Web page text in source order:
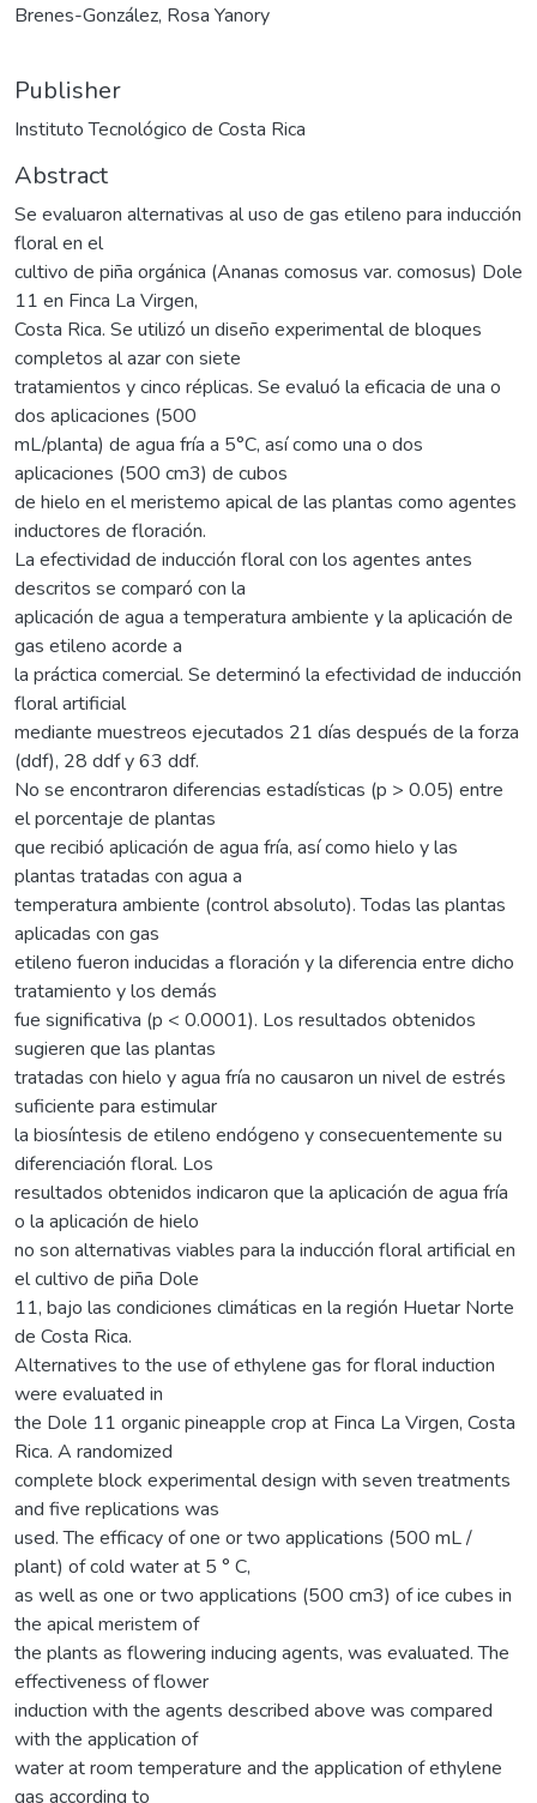
Brenes-González, Rosa Yanory
Publisher
Instituto Tecnológico de Costa Rica
Abstract
Se evaluaron alternativas al uso de gas etileno para inducción
floral en el
cultivo de piña orgánica (Ananas comosus var. comosus) Dole
11 en Finca La Virgen,
Costa Rica. Se utilizó un diseño experimental de bloques
completos al azar con siete
tratamientos y cinco réplicas. Se evaluó la eficacia de una o
dos aplicaciones (500
mL/planta) de agua fría a 5°C, así como una o dos
aplicaciones (500 cm3) de cubos
de hielo en el meristemo apical de las plantas como agentes
inductores de floración.
La efectividad de inducción floral con los agentes antes
descritos se comparó con la
aplicación de agua a temperatura ambiente y la aplicación de
gas etileno acorde a
la práctica comercial. Se determinó la efectividad de inducción
floral artificial
mediante muestreos ejecutados 21 días después de la forza
(ddf), 28 ddf y 63 ddf.
No se encontraron diferencias estadísticas (p > 0.05) entre
el porcentaje de plantas
que recibió aplicación de agua fría, así como hielo y las
plantas tratadas con agua a
temperatura ambiente (control absoluto). Todas las plantas
aplicadas con gas
etileno fueron inducidas a floración y la diferencia entre dicho
tratamiento y los demás
fue significativa (p < 0.0001). Los resultados obtenidos
sugieren que las plantas
tratadas con hielo y agua fría no causaron un nivel de estrés
suficiente para estimular
la biosíntesis de etileno endógeno y consecuentemente su
diferenciación floral. Los
resultados obtenidos indicaron que la aplicación de agua fría
o la aplicación de hielo
no son alternativas viables para la inducción floral artificial en
el cultivo de piña Dole
11, bajo las condiciones climáticas en la región Huetar Norte
de Costa Rica.
Alternatives to the use of ethylene gas for floral induction
were evaluated in
the Dole 11 organic pineapple crop at Finca La Virgen, Costa
Rica. A randomized
complete block experimental design with seven treatments
and five replications was
used. The efficacy of one or two applications (500 mL /
plant) of cold water at 5 ° C,
as well as one or two applications (500 cm3) of ice cubes in
the apical meristem of
the plants as flowering inducing agents, was evaluated. The
effectiveness of flower
induction with the agents described above was compared
with the application of
water at room temperature and the application of ethylene
gas according to